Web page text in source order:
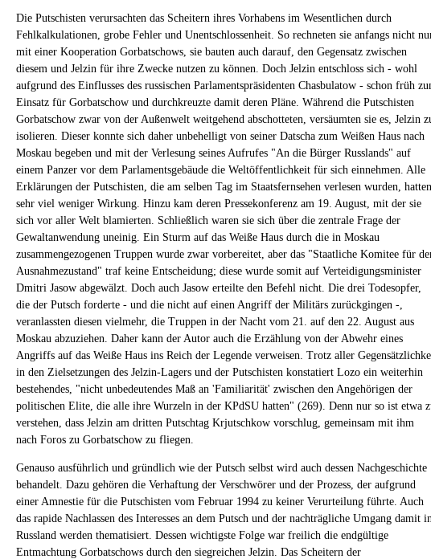
Die Putschisten verursachten das Scheitern ihres Vorhabens im Wesentlichen durch
Fehlkalkulationen, grobe Fehler und Unentschlossenheit. So rechneten sie anfangs nicht
mit einer Kooperation Gorbatschows, sie bauten auch darauf, den Gegensatz zwischen
diesem und Jelzin für ihre Zwecke nutzen zu können. Doch Jelzin entschloss sich - wohl
aufgrund des Einflusses des russischen Parlamentspräsidenten Chasbulatow - schon früh
Einsatz für Gorbatschow und durchkreuzte damit deren Pläne. Während die Putschisten
Gorbatschow zwar von der Außenwelt weitgehend abschotteten, versäumten sie es, Jelzin
isolieren. Dieser konnte sich daher unbehelligt von seiner Datscha zum Weißen Haus nach
Moskau begeben und mit der Verlesung seines Aufrufes "An die Bürger Russlands" auf
einem Panzer vor dem Parlamentsgebäude die Weltöffentlichkeit für sich einnehmen. Alle
Erklärungen der Putschisten, die am selben Tag im Staatsfernsehen verlesen wurden, hatten
sehr viel weniger Wirkung. Hinzu kam deren Pressekonferenz am 19. August, mit der sie
sich vor aller Welt blamierten. Schließlich waren sie sich über die zentrale Frage der
Gewaltanwendung uneinig. Ein Sturm auf das Weiße Haus durch die in Moskau
zusammengezogenen Truppen wurde zwar vorbereitet, aber das "Staatliche Komitee für
Ausnahmezustand" traf keine Entscheidung; diese wurde somit auf Verteidigungsminister
Dmitri Jasow abgewälzt. Doch auch Jasow erteilte den Befehl nicht. Die drei Todesopfer,
die der Putsch forderte - und die nicht auf einen Angriff der Militärs zurückgingen -,
veranlassten diesen vielmehr, die Truppen in der Nacht vom 21. auf den 22. August aus
Moskau abzuziehen. Daher kann der Autor auch die Erzählung von der Abwehr eines
Angriffs auf das Weiße Haus ins Reich der Legende verweisen. Trotz aller
in den Zielsetzungen des Jelzin-Lagers und der Putschisten konstatiert Lozo ein weiterhin
bestehendes, "nicht unbedeutendes Maß an 'Familiarität' zwischen den Angehörigen der
politischen Elite, die alle ihre Wurzeln in der KPdSU hatten" (269). Denn nur so ist etwa
verstehen, dass Jelzin am dritten Putschtag Krjutschkow vorschlug, gemeinsam mit ihm
nach Foros zu Gorbatschow zu fliegen.
Genauso ausführlich und gründlich wie der Putsch selbst wird auch dessen Nachgeschichte
behandelt. Dazu gehören die Verhaftung der Verschwörer und der Prozess, der aufgrund
einer Amnestie für die Putschisten vom Februar 1994 zu keiner Verurteilung führte. Auch
das rapide Nachlassen des Interesses an dem Putsch und der nachträgliche Umgang damit
Russland werden thematisiert. Dessen wichtigste Folge war freilich die endgültige
Entmachtung Gorbatschows durch den siegreichen Jelzin. Das Scheitern der